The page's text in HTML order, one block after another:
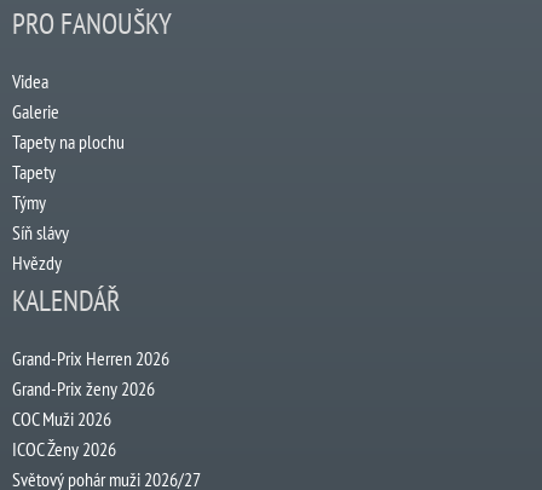
PRO FANOUŠKY
Videa
Galerie
Tapety na plochu
Tapety
Týmy
Síň slávy
Hvězdy
KALENDÁŘ
Grand-Prix Herren 2026
Grand-Prix ženy 2026
COC Muži 2026
ICOC Ženy 2026
Světový pohár muži 2026/27